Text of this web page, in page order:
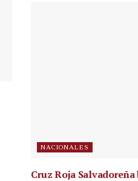
NACIONALES
Cruz Roja